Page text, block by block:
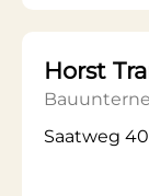
Horst
Saatweg